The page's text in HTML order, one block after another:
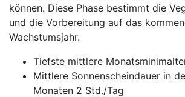
können. Diese Phase bestimmt die
und die Vorbereitung auf das
Wachstumsjahr.
Tiefste mittlere
Mittlere Sonnenscheindauer in
Monaten 2 Std./Tag